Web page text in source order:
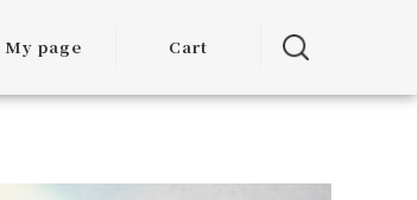
My page Cart